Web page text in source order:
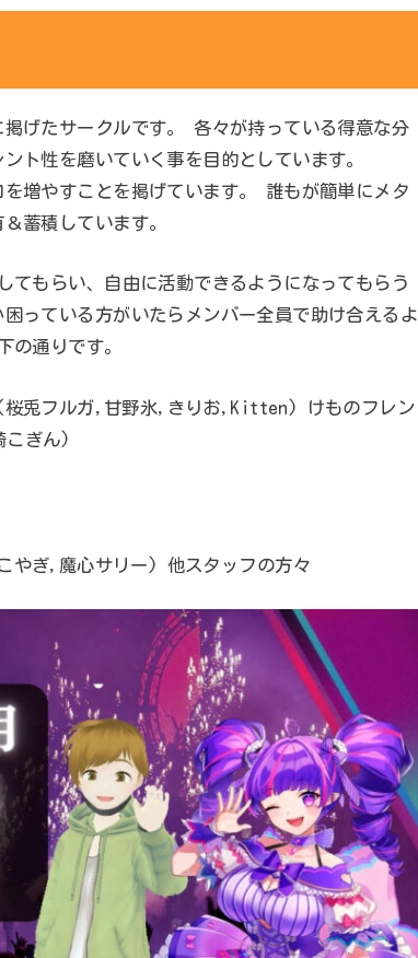
げたサークルです。 各々が持っている得意な分
ト性を磨いていく事を目的としています。
増やすことを掲げています。 誰もが簡単にメタ
蓄積しています。
もらい、自由に活動できるようになってもらう
っている方がいたらメンバー全員で助け合えるよ
の通りです。
兎フルガ,甘野氷,きりお,Kitten) けものフレン
こぎん)
ぎ,魔心サリー) 他スタッフの方々